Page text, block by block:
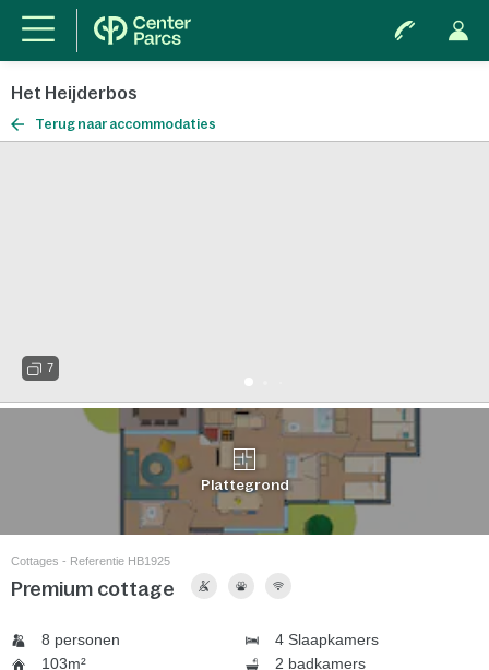
Het Heijderbos
Terug naar accommodaties
7
Plattegrond
Cottages - Referentie HB1925
Premium cottage
8 personen
4 Slaapkamers
103m²
2 badkamers